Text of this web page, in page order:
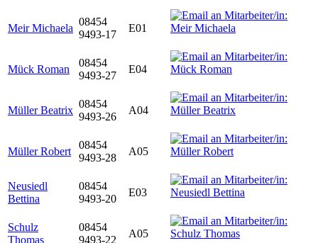
Meir Michaela
08454
9493-17
E01
Mück Roman
08454
9493-27
E04
Müller Beatrix
08454
9493-26
A04
Müller Robert
08454
9493-28
A05
Neusiedl
Bettina
08454
9493-20
E03
Schulz
Thomas
08454
9493-22
A05